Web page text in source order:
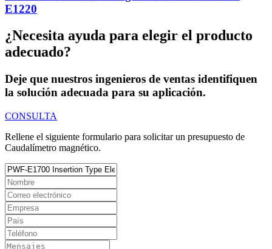
E1220
¿Necesita ayuda para elegir el producto
adecuado?
Deje que nuestros ingenieros de ventas identifiquen
la solución adecuada para su aplicación.
CONSULTA
Rellene el siguiente formulario para solicitar un presupuesto de
Caudalímetro magnético.